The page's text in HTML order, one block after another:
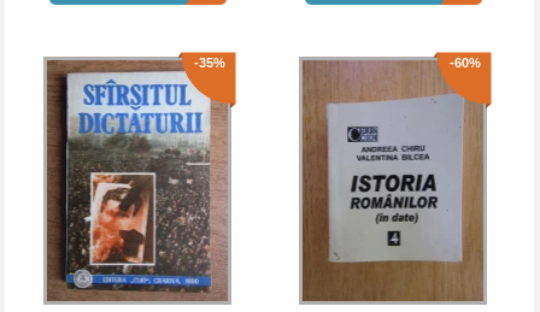
-35% -60%